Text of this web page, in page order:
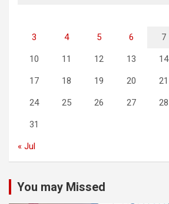
3 4 5 6 7
10 11 12 13 14
17 18 19 20 21
24 25 26 27 28
31
« Jul
You may Missed